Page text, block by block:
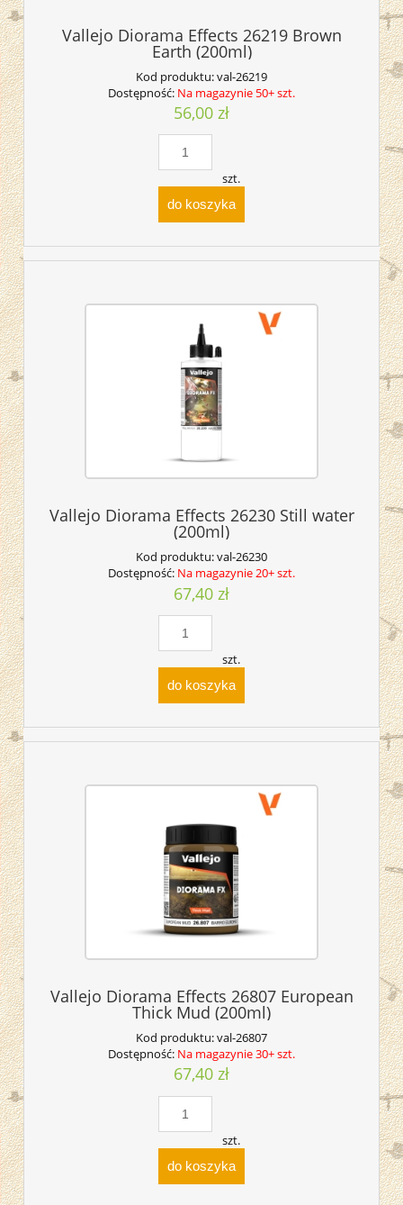
Vallejo Diorama Effects 26219 Brown
Earth (200ml)
Kod produktu:val-26219
Dostępność: Na magazynie 50+ szt.
56,00 zł
szt.
do koszyka
Vallejo Diorama Effects 26230 Still water
(200ml)
Kod produktu:val-26230
Dostępność: Na magazynie 20+ szt.
67,40 zł
szt.
do koszyka
Vallejo Diorama Effects 26807 European
Thick Mud (200ml)
Kod produktu:val-26807
Dostępność: Na magazynie 30+ szt.
67,40 zł
szt.
do koszyka